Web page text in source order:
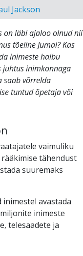
Jackson
on läbi ajaloo olnud nii
tõeline Jumal? Kas
inimeste halbu
juhtus inimkonnaga
saab võrrelda
tuntud õpetaja või
vaimuliku
tähendust
suuremaks
inimestel avastada
inimeste
telesaadete ja